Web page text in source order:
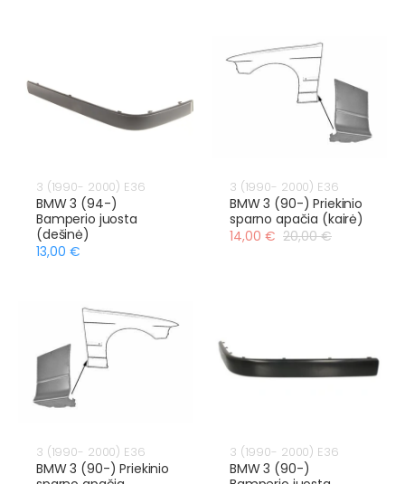
3 (1990- 2000) E36
BMW 3 (94-)
Bamperio juosta
(dešinė)
13,00 €
3 (1990- 2000) E36
BMW 3 (90-) Priekinio
sparno apačia (kairė)
14,00 € 20,00 €
3 (1990- 2000) E36
BMW 3 (90-) Priekinio
3 (1990- 2000) E36
BMW 3 (90-)